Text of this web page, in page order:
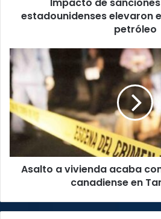
petróleo
estadounidenses elevaron
petróleo
Asalto
a
acaba
con
la
vida
turista
canadiense
Asalto a vivienda acaba
canadiense en